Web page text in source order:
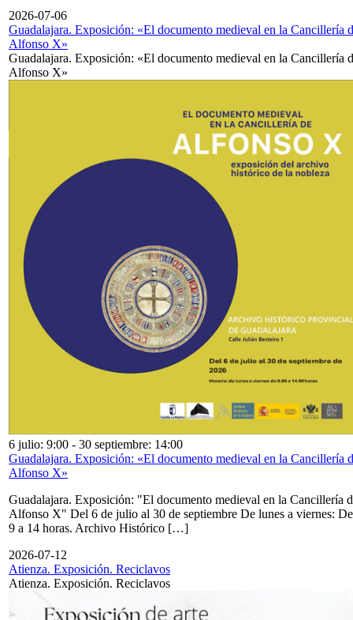
2026-07-06
Guadalajara. Exposición: «El documento medieval en la Cancillería
Alfonso X»
Guadalajara. Exposición: «El documento medieval en la Cancillería
Alfonso X»
6 julio: 9:00 - 30 septiembre: 14:00
Guadalajara. Exposición: «El documento medieval en la Cancillería
Alfonso X»
Guadalajara. Exposición: "El documento medieval en la Cancillería
Alfonso X" Del 6 de julio al 30 de septiembre De lunes a viernes: De
9 a 14 horas. Archivo Histórico […]
2026-07-12
Atienza. Exposición. Reciclavos
Atienza. Exposición. Reciclavos